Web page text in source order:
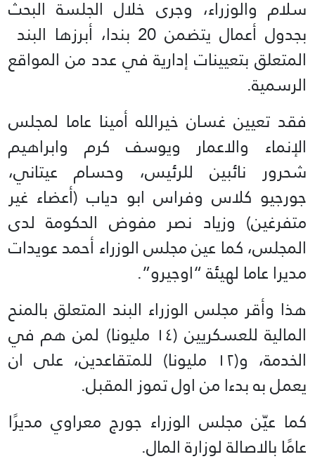
سلام والوزراء، وجرى خلال الجلسة البحث
بجدول أعمال يتضمن 20 بندا، أبرزها البند
المتعلق بتعيينات إدارية في عدد من المواقع
الرسمية.
فقد تعيين غسان خيرالله أمينا عاما لمجلس
الإنماء والاعمار ويوسف كرم وابراهيم
شحرور نائبين للرئيس، وحسام عيتاني،
جورجيو كلاس وفراس ابو دياب (أعضاء غير
متفرغين) وزياد نصر مفوض الحكومة لدى
المجلس، كما عين مجلس الوزراء أحمد عويدات
مديرا عاما لهيئة “اوجيرو”.
هذا وأقر مجلس الوزراء البند المتعلق بالمنح
المالية للعسكريين (١٤ مليونا) لمن هم في
الخدمة، و(١٢ مليونا) للمتقاعدين، على ان
يعمل به بدءا من اول تموز المقبل.
كما عيّن مجلس الوزراء جورج معراوي مديرًا
عامًا بالاصالة لوزارة المال.